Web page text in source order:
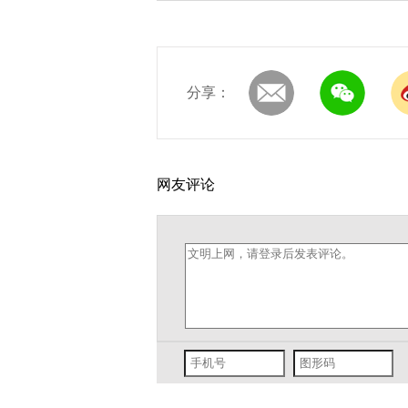
分享：
网友评论